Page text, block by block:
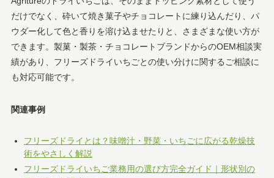
だけでなく、砕いて焼き菓子やチョコレートに練り込んだり、パ
ウダー化して色と香りを溶け込ませたりと、さまざまな使い方が
できます。製菓・製茶・チョコレートブランドからのOEM相談実
績があり、フリーズドライいちごとの使い分けに関するご相談に
も対応可能です。
関連事例
フリーズドライとは？味噌汁・野菜・いちごに広がる乾燥技
術をやさしく解説
フリーズドライいちご業務用の選び方完全ガイド｜形状別の